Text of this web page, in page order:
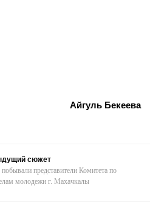
Айгуль Бекеева
сюжет
представители Комитета по
молодежи г. Махачкалы